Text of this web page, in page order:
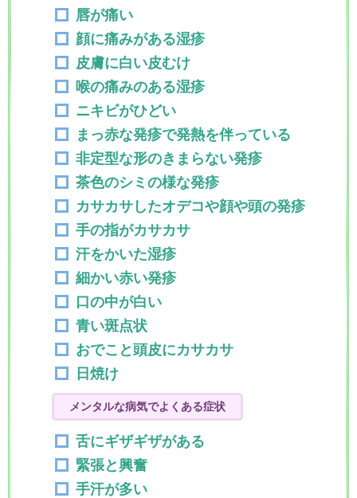
唇が痛い
顔に痛みがある湿疹
皮膚に白い皮むけ
喉の痛みのある湿疹
ニキビがひどい
まっ赤な発疹で発熱を伴っている
非定型な形のきまらない発疹
茶色のシミの様な発疹
カサカサしたオデコや顔や頭の発疹
手の指がカサカサ
汗をかいた湿疹
細かい赤い発疹
口の中が白い
青い斑点状
おでこと頭皮にカサカサ
日焼け
メンタルな病気でよくある症状
舌にギザギザがある
緊張と興奮
手汗が多い